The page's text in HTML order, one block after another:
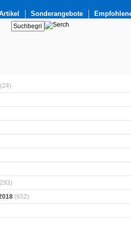
Sonderangebote
(24)
(652)